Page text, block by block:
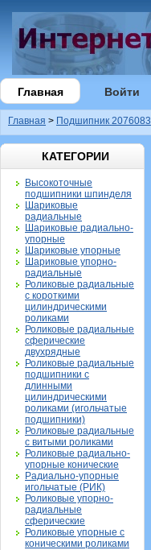
Главная Войти
Главная > Подшипник 2076083
КАТЕГОРИИ
Высокоточные
подшипники шпинделя
Шариковые
радиальные
Шариковые радиально-
упорные
Шариковые упорные
Шариковые упорно-
радиальные
Роликовые радиальные
с короткими
цилиндрическими
роликами
Роликовые радиальные
сферические
двухрядные
Роликовые радиальные
подшипники с
длинными
цилиндрическими
роликами (игольчатые
подшипники)
Роликовые радиальные
с витыми роликами
Роликовые радиально-
упорные конические
Радиально-упорные
игольчатые (РИК)
Роликовые упорно-
радиальные
сферические
Роликовые упорные с
коническими роликами